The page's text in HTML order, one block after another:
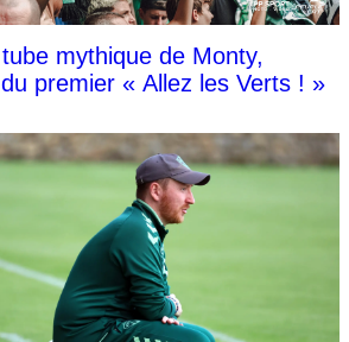
mythique de Monty,
premier « Allez les Verts ! »